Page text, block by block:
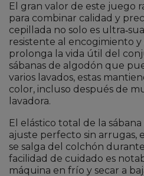
El gran valor de este juego
para combinar calidad y
cepillada no solo es
resistente al encogimiento
prolonga la vida útil del
sábanas de algodón que
varios lavados, estas
color, incluso después de
lavadora.
El elástico total de la
ajuste perfecto sin arrugas,
se salga del colchón
facilidad de cuidado es
máquina en frío y secar a